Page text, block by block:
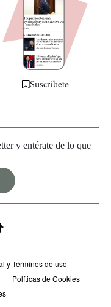
Suscríbete
y entérate de lo que
y Términos de uso
Políticas de Cookies